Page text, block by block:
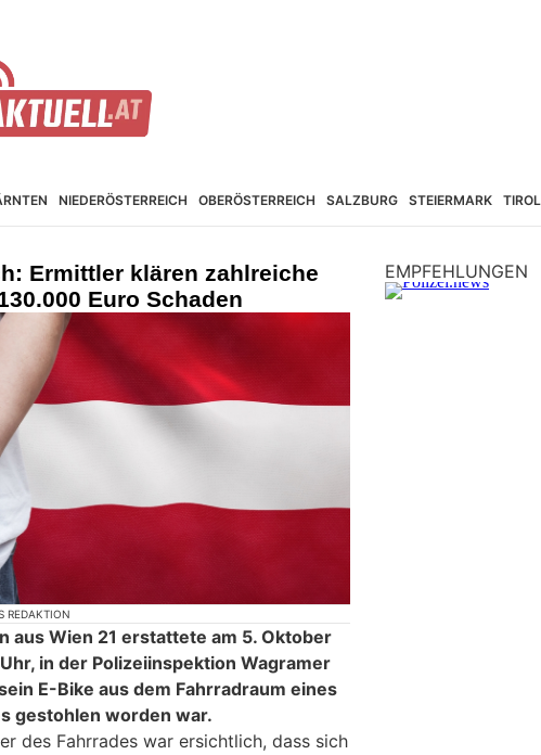
NIEDER­ÖSTERREICH OBER­ÖSTERREICH SALZBURG STEIER­MARK TIROL
Ermittler klären zahlreiche
Euro Schaden
REDAKTION
aus Wien 21 erstattete am 5. Oktober
in der Polizeiinspektion Wagramer
E-Bike aus dem Fahrradraum eines
gestohlen worden war.
des Fahrrades war ersichtlich, dass sich
EMPFEHLUNGEN